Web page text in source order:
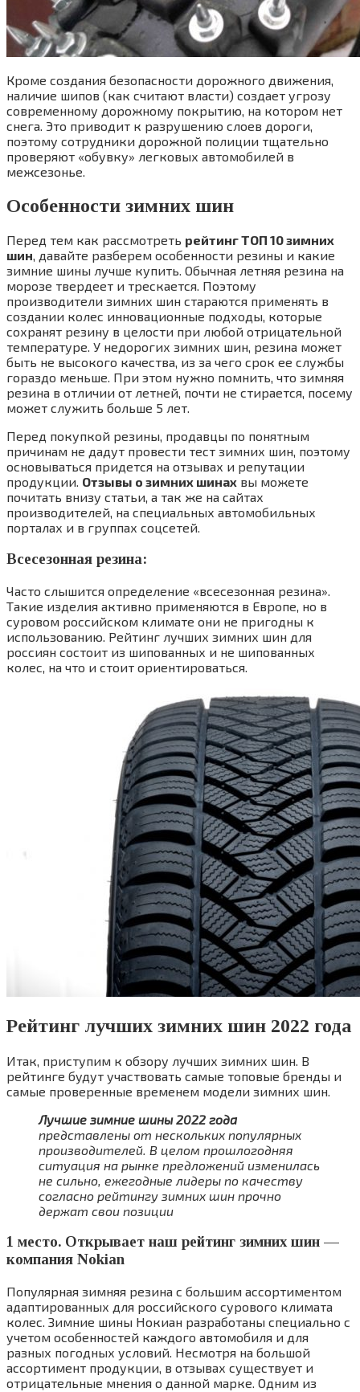
Кроме создания безопасности дорожного движения,
наличие шипов (как считают власти) создает угрозу
современному дорожному покрытию, на котором нет
снега. Это приводит к разрушению слоев дороги,
поэтому сотрудники дорожной полиции тщательно
проверяют «обувку» легковых автомобилей в
межсезонье.
Особенности зимних шин
Перед тем как рассмотреть рейтинг ТОП 10 зимних
шин, давайте разберем особенности резины и какие
зимние шины лучше купить. Обычная летняя резина на
морозе твердеет и трескается. Поэтому
производители зимних шин стараются применять в
создании колес инновационные подходы, которые
сохранят резину в целости при любой отрицательной
температуре. У недорогих зимних шин, резина может
быть не высокого качества, из за чего срок ее службы
гораздо меньше. При этом нужно помнить, что зимняя
резина в отличии от летней, почти не стирается, посему
может служить больше 5 лет.
Перед покупкой резины, продавцы по понятным
причинам не дадут провести тест зимних шин, поэтому
основываться придется на отзывах и репутации
продукции. Отзывы о зимних шинах вы можете
почитать внизу статьи, а так же на сайтах
производителей, на специальных автомобильных
порталах и в группах соцсетей.
Всесезонная резина:
Часто слышится определение «всесезонная резина».
Такие изделия активно применяются в Европе, но в
суровом российском климате они не пригодны к
использованию. Рейтинг лучших зимних шин для
россиян состоит из шипованных и не шипованных
колес, на что и стоит ориентироваться.
Рейтинг лучших зимних шин 2022 года
Итак, приступим к обзору лучших зимних шин. В
рейтинге будут участвовать самые топовые бренды и
самые проверенные временем модели зимних шин.
Лучшие зимние шины 2022 года
представлены от нескольких популярных
производителей. В целом прошлогодняя
ситуация на рынке предложений изменилась
не сильно, ежегодные лидеры по качеству
согласно рейтингу зимних шин прочно
держат свои позиции
1 место. Открывает наш рейтинг зимних шин —
компания Nokian
Популярная зимняя резина с большим ассортиментом
адаптированных для российского сурового климата
колес. Зимние шины Нокиан разработаны специально с
учетом особенностей каждого автомобиля и для
разных погодных условий. Несмотря на большой
ассортимент продукции, в отзывах существует и
отрицательные мнения о данной марке. Одним из